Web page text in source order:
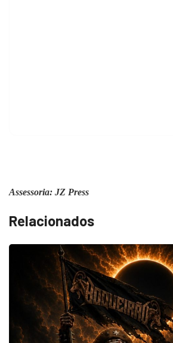
Assessoria: JZ Press
Relacionados